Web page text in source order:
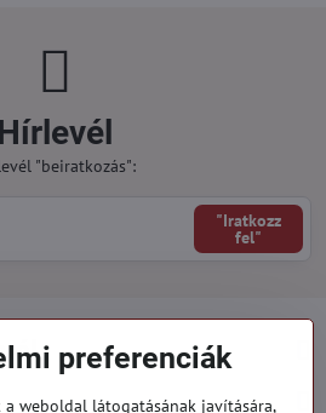
Hírlevél
"beiratkozás":
"Iratkozz
fel"
preferenciák
weboldal látogatásának javítására,